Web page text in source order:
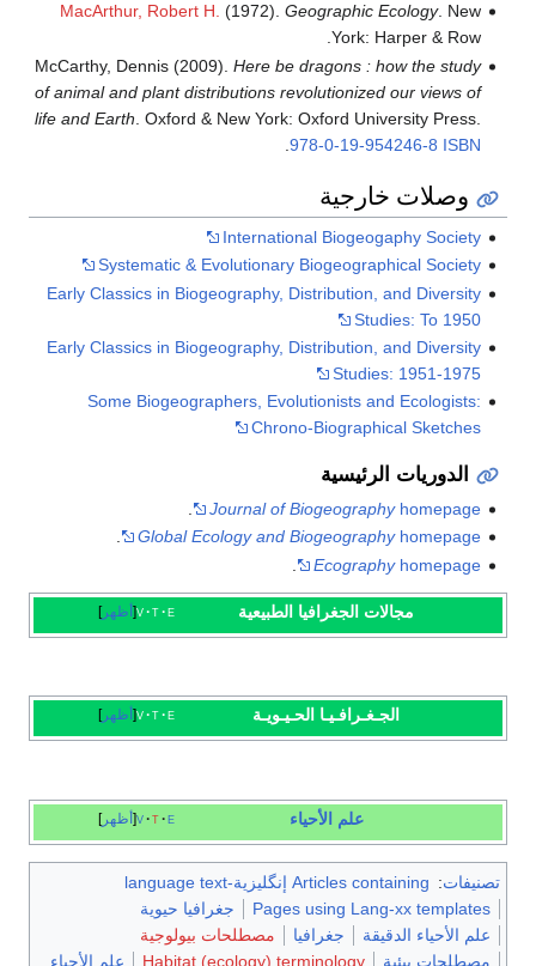
MacArthur, Robert H. (1972). Geographic Ecology. New
York: Harper & Row.
McCarthy, Dennis (2009). Here be dragons : how the study
of animal and plant distributions revolutionized our views of
life and Earth . Oxford & New York: Oxford University Press.
ISBN
978-0-19-954246-8
وصلات خارجية
International Biogeogaphy Society
Systematic & Evolutionary Biogeographical Society
Early Classics in Biogeography, Distribution, and Diversity
Studies: To 1950
Early Classics in Biogeography, Distribution, and Diversity
Studies: 1951-1975
Some Biogeographers, Evolutionists and Ecologists:
Chrono-Biographical Sketches
الدوريات الرئيسية
Journal of Biogeographyhomepage
Global Ecology and Biogeographyhomepage
.
Ecographyhomepage
أظهر v t e مجالات الجغرافيا الطبيعية
أظهر v t e الجـغـرافـيـا الحـيـويـة
أظهر v t e علم الأحياء
تصنيفات: Articles containing إنگليزية-language text
Pages using Lang-xx templates
جغرافيا حيوية
علم الأحياء الدقيقة
جغرافيا
مصطلحات بيولوجية
مصطلحات بيئية
Habitat (ecology) terminology
علم الأحياء